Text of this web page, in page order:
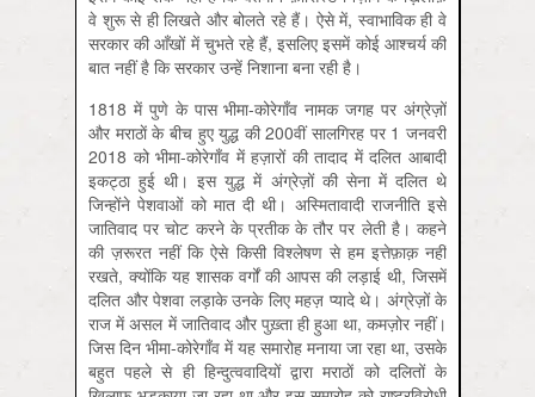
वे शुरू से ही लिखते और बोलते रहे हैं। ऐसे में, स्वाभाविक ही वे
सरकार की आँखों में चुभते रहे हैं, इसलिए इसमें कोई आश्चर्य की
बात नहीं है कि सरकार उन्हें निशाना बना रही है।
1818 में पुणे के पास भीमा-कोरेगाँव नामक जगह पर अंग्रेज़ों
और मराठाें के बीच हुए युद्ध की 200वीं सालगिरह पर 1 जनवरी
2018 को भीमा-कोरेगाँव में हज़ारों की तादाद में दलित आबादी
इकट्ठा हुई थी। इस युद्ध में अंग्रेज़ों की सेना में दलित थे
जिन्होंने पेशवाओं को मात दी थी। अस्मितावादी राजनीति इसे
जातिवाद पर चोट करने के प्रतीक के तौर पर लेती है। कहने
की ज़रूरत नहीं कि ऐसे किसी विश्लेषण से हम इत्तेफ़ाक़ नहीं
रखते, क्योंकि यह शासक वर्गों की आपस की लड़ाई थी, जिसमें
दलित और पेशवा लड़ाके उनके लिए महज़ प्यादे थे। अंग्रेज़ों के
राज में असल में जातिवाद और पुख़्ता ही हुआ था, कमज़ोर नहीं।
जिस दिन भीमा-कोरेगाँव में यह समारोह मनाया जा रहा था, उसके
बहुत पहले से ही हिन्दुत्ववादियों द्वारा मराठाें को दलितों के